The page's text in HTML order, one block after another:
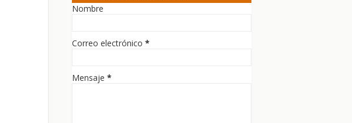
Nombre
Correo electrónico*
Mensaje*